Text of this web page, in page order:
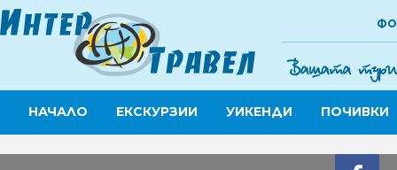
НАЧАЛО ЕКСКУРЗИИ УИКЕНДИ ПОЧИВКИ